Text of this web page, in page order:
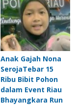
Anak Gajah Nona
SerojaTebar 15
Ribu Bibit Pohon
dalam Event Riau
Bhayangkara Run